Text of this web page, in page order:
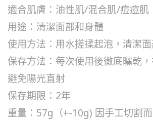
適合肌膚：油性肌/混合肌/痘痘肌
用途：清潔面部和身體
使用方法：用水搓揉起泡，清潔
保存方法：每次使用後徹底曬乾，
避免陽光直射
保存期限：2年
重量：57g（+-10g) 因手工切割